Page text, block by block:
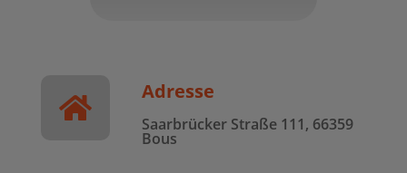

Adresse
Saarbrücker Straße 111, 66359
Bous